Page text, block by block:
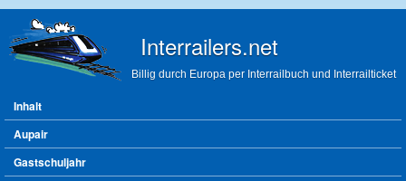
Interrailers.net
Billig durch Europa per Interrailbuch und Interrailticket
Hauptmenü
Inhalt
Aupair
Gastschuljahr